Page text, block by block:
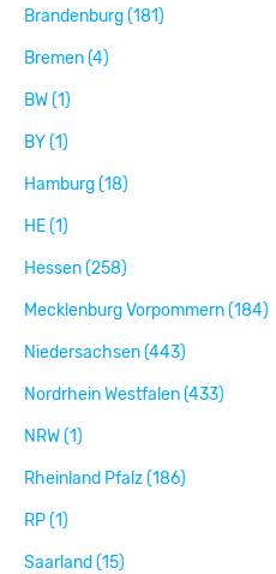
Brandenburg (181)
Bremen (4)
BW (1)
BY (1)
Hamburg (18)
HE (1)
Hessen (258)
Mecklenburg Vorpommern (184)
Niedersachsen (443)
Nordrhein Westfalen (433)
NRW (1)
Rheinland Pfalz (186)
RP (1)
Saarland (15)